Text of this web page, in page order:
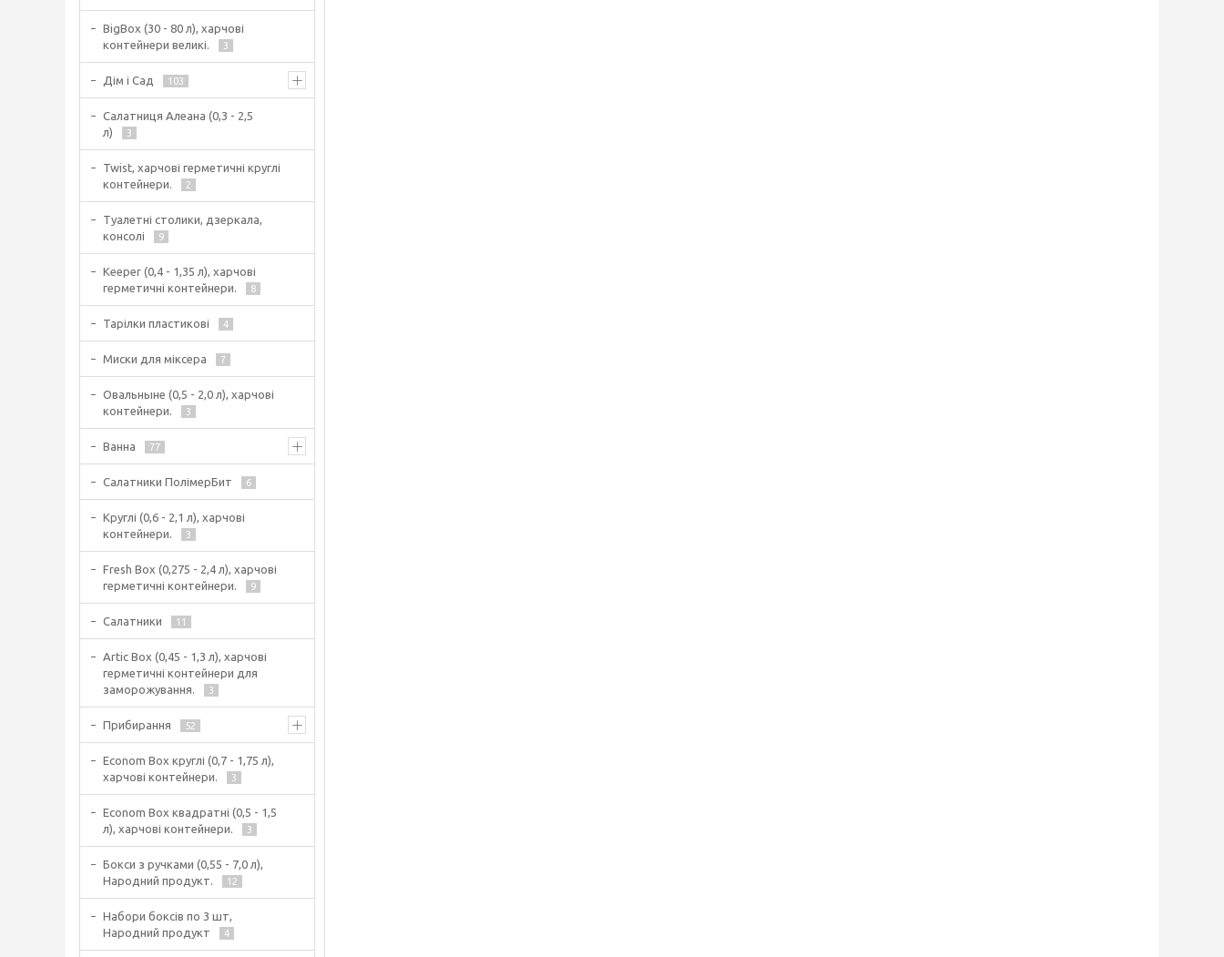
BigBox (30 - 80 л), харчові
контейнери великі.
3
Дім і Сад 103
Салатниця Алеана (0,3 - 2,5
л)
3
Twist, харчові герметичні круглі
контейнери.
2
Туалетні столики, дзеркала,
консолі
9
Keeper (0,4 - 1,35 л), харчові
герметичні контейнери.
8
Тарілки пластикові 4
Миски для міксера 7
Овальныне (0,5 - 2,0 л), харчові
контейнери.
3
Ванна 77
Салатники ПолімерБит 6
Круглі (0,6 - 2,1 л), харчові
контейнери.
3
Fresh Box (0,275 - 2,4 л), харчові
герметичні контейнери.
9
Салатники 11
Artic Box (0,45 - 1,3 л), харчові
герметичні контейнери для
заморожування.
3
Прибирання 52
Econom Box круглі (0,7 - 1,75 л),
харчові контейнери.
3
Econom Box квадратні (0,5 - 1,5
л), харчові контейнери.
3
Бокси з ручками (0,55 - 7,0 л),
Народний продукт.
12
Набори боксів по 3 шт,
Народний продукт
4